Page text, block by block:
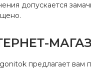
допускается
предлагает вам